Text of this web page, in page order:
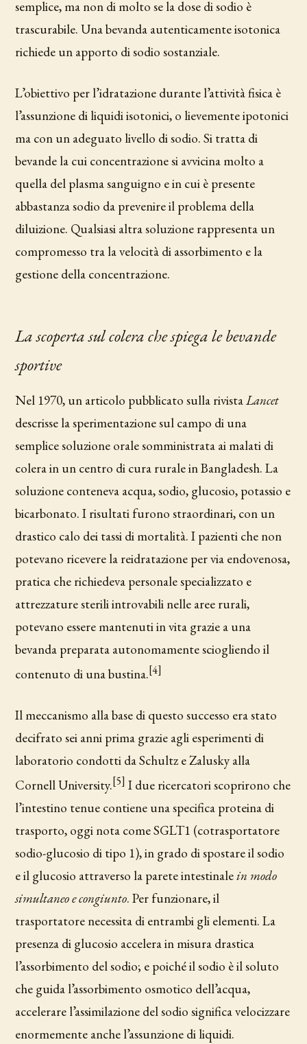
semplice, ma non di molto se la dose di sodio è
trascurabile. Una bevanda autenticamente isotonica
richiede un apporto di sodio sostanziale.
L’obiettivo per l’idratazione durante l’attività fisica è
l’assunzione di liquidi isotonici, o lievemente ipotonici
ma con un adeguato livello di sodio. Si tratta di
bevande la cui concentrazione si avvicina molto a
quella del plasma sanguigno e in cui è presente
abbastanza sodio da prevenire il problema della
diluizione. Qualsiasi altra soluzione rappresenta un
compromesso tra la velocità di assorbimento e la
gestione della concentrazione.
La scoperta sul colera che spiega le bevande
sportive
Nel 1970, un articolo pubblicato sulla rivistaLancet
descrisse la sperimentazione sul campo di una
semplice soluzione orale somministrata ai malati di
colera in un centro di cura rurale in Bangladesh. La
soluzione conteneva acqua, sodio, glucosio, potassio e
bicarbonato. I risultati furono straordinari, con un
drastico calo dei tassi di mortalità. I pazienti che non
potevano ricevere la reidratazione per via endovenosa,
pratica che richiedeva personale specializzato e
attrezzature sterili introvabili nelle aree rurali,
potevano essere mantenuti in vita grazie a una
bevanda preparata autonomamente sciogliendo il
contenuto di una bustina.[4]
Il meccanismo alla base di questo successo era stato
decifrato sei anni prima grazie agli esperimenti di
laboratorio condotti da Schultz e Zalusky alla
Cornell University.[5] I due ricercatori scoprirono che
l’intestino tenue contiene una specifica proteina di
trasporto, oggi nota come SGLT1 (cotrasportatore
sodio-glucosio di tipo 1), in grado di spostare il sodio
e il glucosio attraverso la parete intestinalein modo
simultaneo e congiunto. Per funzionare, il
trasportatore necessita di entrambi gli elementi. La
presenza di glucosio accelera in misura drastica
l’assorbimento del sodio; e poiché il sodio è il soluto
che guida l’assorbimento osmotico dell’acqua,
accelerare l’assimilazione del sodio significa velocizzare
enormemente anche l’assunzione di liquidi.